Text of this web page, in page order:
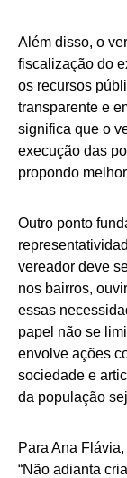
Além disso, o
fiscalização do
os recursos
transparente e
significa que o
execução das
propondo
Outro ponto
vereador deve
nos bairros,
essas
papel não se
envolve ações
sociedade e
da população
Para Ana
“Não adianta